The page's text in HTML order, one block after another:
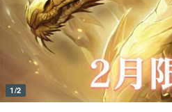
1/2